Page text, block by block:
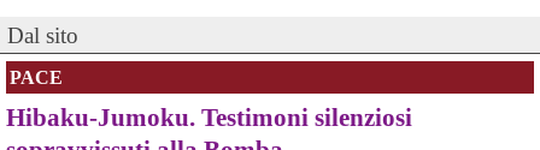
@peacelink - 9/8/2026 10:46
Da Luisa Morgantini, presidente di AssopacePalestina (per contatti:
lmorgantiniassopace@gmail.com)
A Supino, in provincia di Frosinone, al centro di AssopacePalestina
"Bab el Sham" (la  porta del sole), dal 16 al 23 agosto 2026, 60
Dal sito
PACE
Hibaku-Jumoku. Testimoni silenziosi